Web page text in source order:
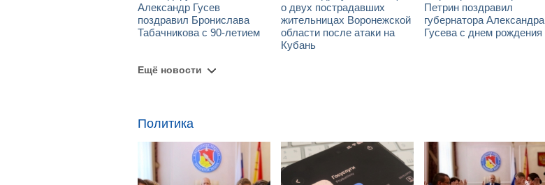
Александр Гусев
поздравил Бронислава
Табачникова с 90-летием
о двух пострадавших
жительницах Воронежской
области после атаки на
Кубань
Петрин поздравил
губернатора Александра
Гусева с днем рождения
Ещё новости
Политика